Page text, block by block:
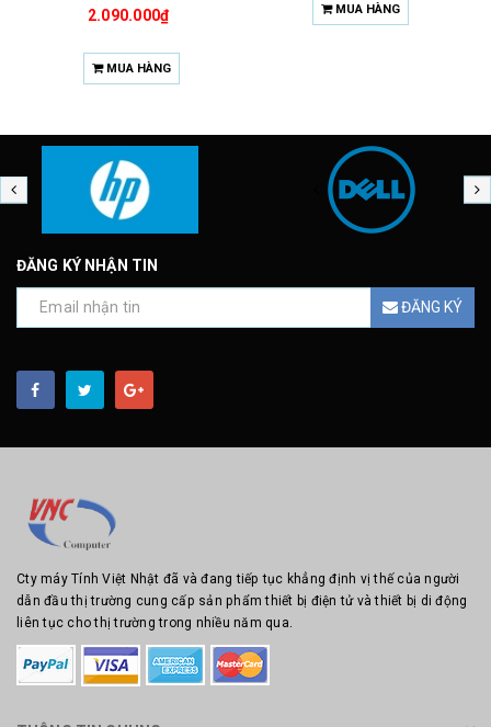
2.090.000₫
MUA HÀNG
MUA HÀNG
ĐĂNG KÝ NHẬN TIN
ĐĂNG KÝ
Cty máy Tính Việt Nhật đã và đang tiếp tục khẳng định vị thế của người
dẫn đầu thị trường cung cấp sản phẩm thiết bị điện tử và thiết bị di động
liên tục cho thị trường trong nhiều năm qua.